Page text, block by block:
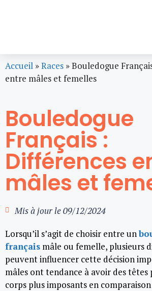
Accueil »Races »Bouledogue
entre mâles et femelles
Bouledogue
Français :
Différences
mâles et
Mis à jour le09/12/2024
Lorsqu’il s’agit de choisir entre un
français mâle ou femelle, plusieurs
peuvent influencer cette décision
mâles ont tendance à avoir des têtes
corps plus imposants en